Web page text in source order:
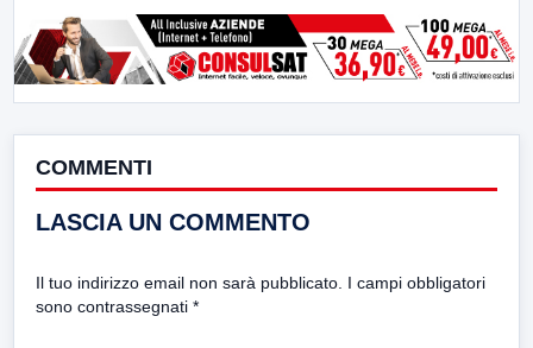
COMMENTI
LASCIA UN COMMENTO
Il tuo indirizzo email non sarà pubblicato. I campi obbligatori
sono contrassegnati *